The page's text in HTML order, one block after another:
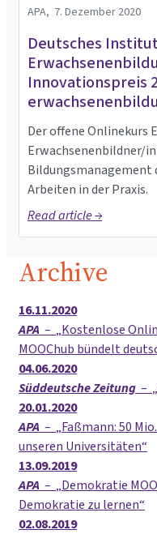
APA, 7. Dezember 2020
Deutsches
Innovationspreis
Der offene Onlinekurs
Erwachsenenbildner/
Bildungsmanagement
Arbeiten in der Praxis.
Read article →
Archive
16.11.2020
APA –
Kostenlose
MOOChub bündelt
04.06.2020
Süddeutsche Zeitung –
20.01.2020
APA –
Faßmann: 50
unseren Universitäten
13.09.2019
APA –
Demokratie
Demokratie zu lernen
02.08.2019